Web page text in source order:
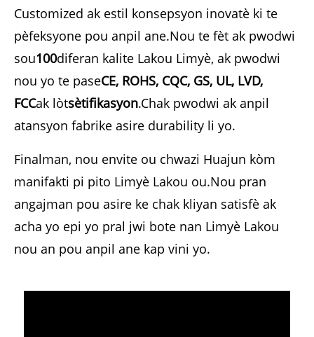
Customized ak estil konsepsyon inovatè ki te
pèfeksyone pou anpil ane.Nou te fèt ak pwodwi
sou100diferan kalite Lakou Limyè, ak pwodwi
nou yo te paseCE, ROHS, CQC, GS, UL, LVD,
FCCak lòtsètifikasyon.Chak pwodwi ak anpil
atansyon fabrike asire durability li yo.
Finalman, nou envite ou chwazi Huajun kòm
manifakti pi pito Limyè Lakou ou.Nou pran
angajman pou asire ke chak kliyan satisfè ak
acha yo epi yo pral jwi bote nan Limyè Lakou
nou an pou anpil ane kap vini yo.